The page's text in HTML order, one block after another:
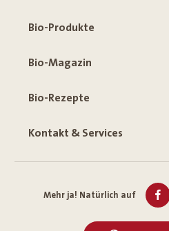
Bio-Produkte
Bio-Magazin
Bio-Rezepte
Kontakt & Services
Mehr ja! Natürlich auf